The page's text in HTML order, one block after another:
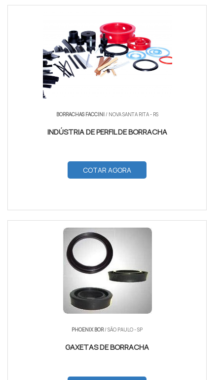
BORRACHAS FACCINI/ NOVA SANTA RITA - RS
INDÚSTRIA DE PERFIL DE BORRACHA
COTAR AGORA
PHOENIX BOR/ SÃO PAULO - SP
GAXETAS DE BORRACHA